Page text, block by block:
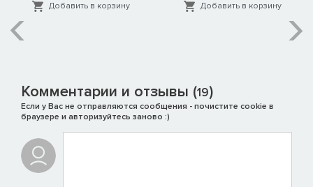
Добавить в корзину Добавить в корзину
Комментарии и отзывы (19)
Если у Вас не отправляются сообщения - почистите cookie в
браузере и авторизуйтесь заново :)